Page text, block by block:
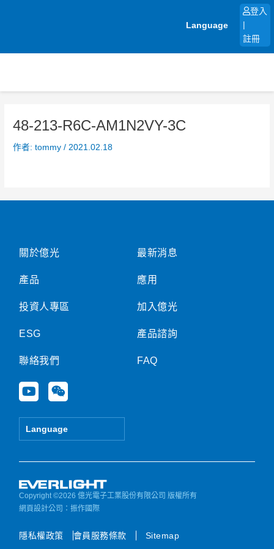
Language
登入
註冊
48-213-R6C-AM1N2VY-3C
作者:tommy/ 2021.02.18
關於億光
產品
投資人專區
ESG
聯絡我們
Y
o
u
e
W
e
i
Language
最新消息
應用
加入億光
產品諮詢
FAQ
Copyright ©2026 億光電子工業股份有限公司 版權所有
網頁設計公司 ：振作國際
隱私權政策 會員服務條款 Sitemap